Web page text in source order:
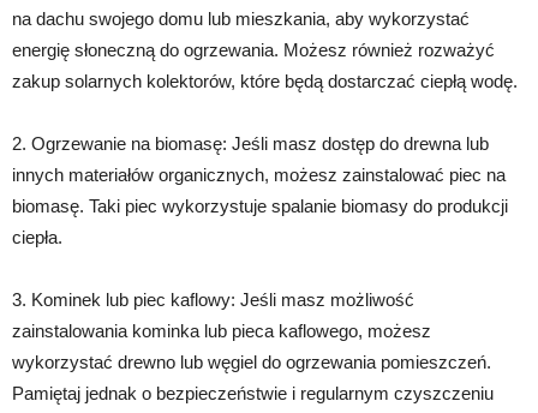
na dachu swojego domu lub mieszkania, aby wykorzystać
energię słoneczną do ogrzewania. Możesz również rozważyć
zakup solarnych kolektorów, które będą dostarczać ciepłą wodę.
2. Ogrzewanie na biomasę: Jeśli masz dostęp do drewna lub
innych materiałów organicznych, możesz zainstalować piec na
biomasę. Taki piec wykorzystuje spalanie biomasy do produkcji
ciepła.
3. Kominek lub piec kaflowy: Jeśli masz możliwość
zainstalowania kominka lub pieca kaflowego, możesz
wykorzystać drewno lub węgiel do ogrzewania pomieszczeń.
Pamiętaj jednak o bezpieczeństwie i regularnym czyszczeniu